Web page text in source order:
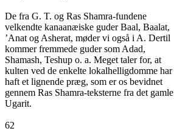
De fra G. T. og Ras Shamra-fundene
velkendte kanaanæiske guder Baal, Baalat,
’Anat og Asherat, møder vi også i A. Dertil
kommer fremmede guder som Adad,
Shamash, Teshup o. a. Meget taler for, at
kulten ved de enkelte lokalhelligdomme har
haft et lignende præg, som er os bevidnet
gennem Ras Shamra-teksterne fra det gamle
Ugarit.
62